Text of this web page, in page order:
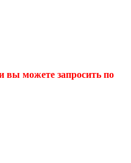
вы можете запросить по